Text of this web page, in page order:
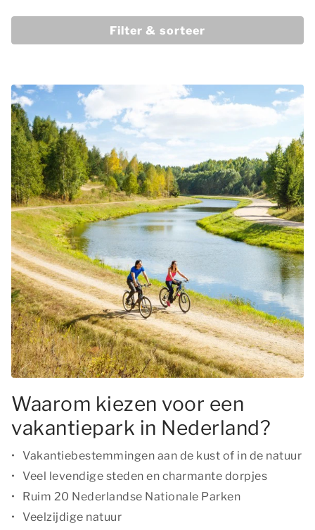
Filter & sorteer
Waarom kiezen voor een
vakantiepark in Nederland?
Vakantiebestemmingen aan de kust of in de natuur
Veel levendige steden en charmante dorpjes
Ruim 20 Nederlandse Nationale Parken
Veelzijdige natuur